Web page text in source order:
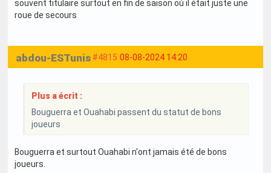
souvent titulaire surtout en fin de saison où il était juste une
roue de secours
#4815 08-08-2024 14:20
abdou-ESTunis
Plus a écrit :
Bouguerra et Ouahabi passent du statut de bons
joueurs
Bouguerra et surtout Ouahabi n'ont jamais été de bons
joueurs.